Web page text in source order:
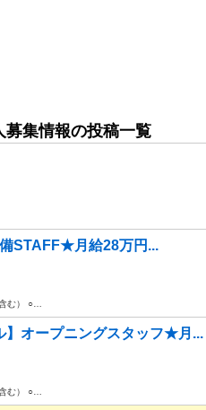
集情報の投稿一覧
STAFF★月給28万円...
む） ○…
】オープニングスタッフ★月...
む） ○…